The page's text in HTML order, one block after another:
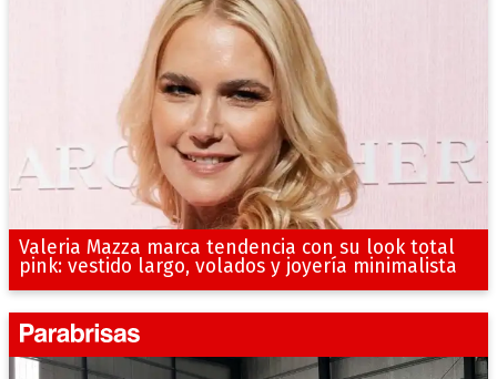
Valeria Mazza marca tendencia con su look total
pink: vestido largo, volados y joyería minimalista